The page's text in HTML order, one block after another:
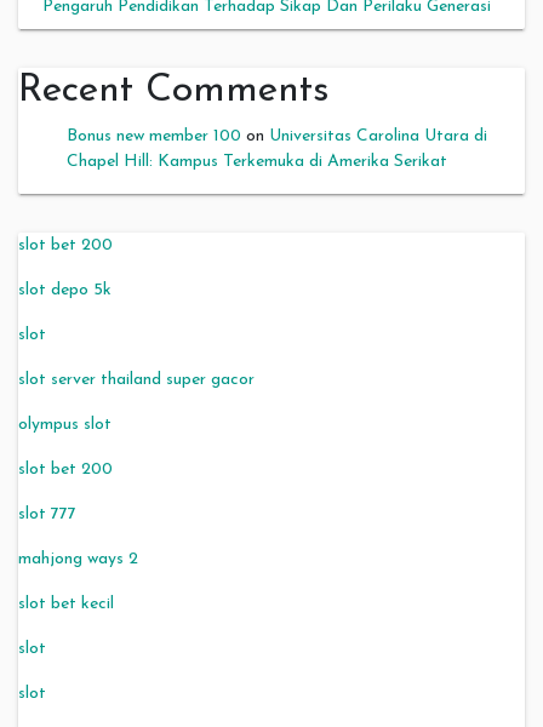
Pengaruh Pendidikan Terhadap Sikap Dan Perilaku Generasi
Recent Comments
Bonus new member 100 on Universitas Carolina Utara di
Chapel Hill: Kampus Terkemuka di Amerika Serikat
slot bet 200
slot depo 5k
slot
slot server thailand super gacor
olympus slot
slot bet 200
slot 777
mahjong ways 2
slot bet kecil
slot
slot